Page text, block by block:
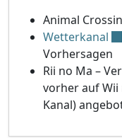
Animal
Wetterkanal
Vorhersagen
Rii no Ma –
vorher auf Wii
Kanal)